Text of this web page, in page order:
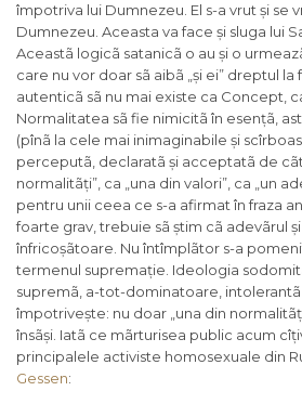
împotriva lui Dumnezeu. El s-a vrut și se
Dumnezeu. Aceasta va face și sluga lui
Aceastã logicã satanicã o au și o
care nu vor doar sã aibã „și ei” dreptul la
autenticã sã nu mai existe ca Concept,
Normalitatea sã fie nimicitã în esențã,
(pînã la cele mai inimaginabile și
perceputã, declaratã și acceptatã de
normalitãți”, ca „una din valori”, ca „un
pentru unii ceea ce s-a afirmat în fraza
foarte grav, trebuie sã știm cã adevãrul
înfricoșãtoare. Nu întîmplãtor s-a
termenul supremație. Ideologia
supremã, a-tot-dominatoare,
împotrivește: nu doar „una din
însãși. Iatã ce mãrturisea public acum
principalele activiste homosexuale din
Gessen: